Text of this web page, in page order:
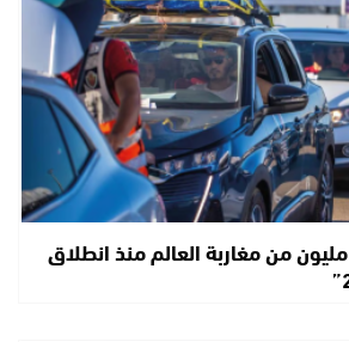
دخول أزيد من 2,7 مليون من مغاربة العالم منذ انطلاق